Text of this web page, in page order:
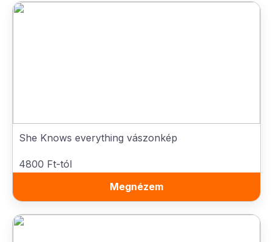
She Knows everything vászonkép
4800 Ft-tól
Megnézem